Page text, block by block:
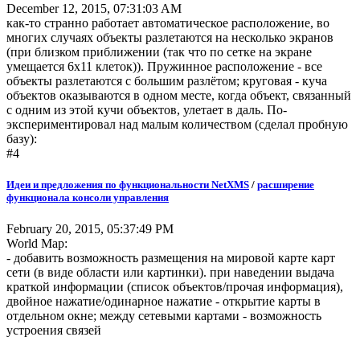
December 12, 2015, 07:31:03 AM
как-то странно работает автоматическое расположение, во
многих случаях объекты разлетаются на несколько экранов
(при близком приближении (так что по сетке на экране
умещается 6х11 клеток)). Пружинное расположение - все
объекты разлетаются с большим разлётом; круговая - куча
объектов оказываются в одном месте, когда объект, связанный
с одним из этой кучи объектов, улетает в даль. По-
экспериментировал над малым количеством (сделал пробную
базу):
#4
Идеи и предложения по функциональности NetXMS / расширение
функционала консоли управления
February 20, 2015, 05:37:49 PM
World Map:
- добавить возможность размещения на мировой карте карт
сети (в виде области или картинки). при наведении выдача
краткой информации (список объектов/прочая информация),
двойное нажатие/одинарное нажатие - открытие карты в
отдельном окне; между сетевыми картами - возможность
устроения связей